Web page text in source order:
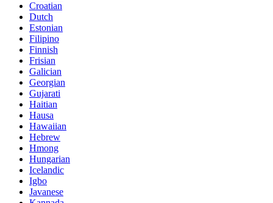
Croatian
Dutch
Estonian
Filipino
Finnish
Frisian
Galician
Georgian
Gujarati
Haitian
Hausa
Hawaiian
Hebrew
Hmong
Hungarian
Icelandic
Igbo
Javanese